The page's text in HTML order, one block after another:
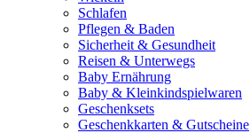
Schlafen
Pflegen & Baden
Sicherheit & Gesundheit
Reisen & Unterwegs
Baby Ernährung
Baby & Kleinkindspielwaren
Geschenksets
Geschenkkarten & Gutscheine